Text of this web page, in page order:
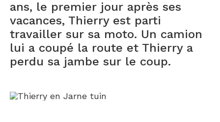
ans, le premier jour après ses
vacances, Thierry est parti
travailler sur sa moto. Un camion
lui a coupé la route et Thierry a
perdu sa jambe sur le coup.